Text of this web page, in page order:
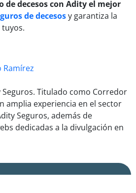
decesos con Adity el mejor
de decesosy garantiza la
Titulado como Corredor
amplia experiencia en el sector
Seguros, además de
dedicadas a la divulgación en